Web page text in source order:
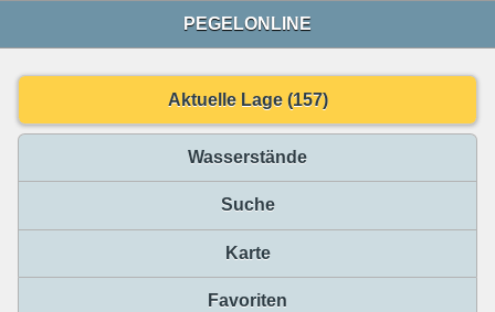
PEGELONLINE
Aktuelle Lage (157)
Wasserstände
Suche
Karte
Favoriten